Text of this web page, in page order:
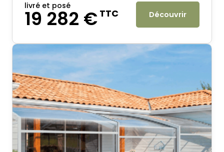
livré et posé
19 282 €TTC Découvrir